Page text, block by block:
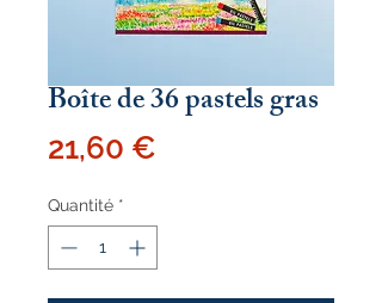
Boîte de 36 pastels gras
21,60 €
Quantité *